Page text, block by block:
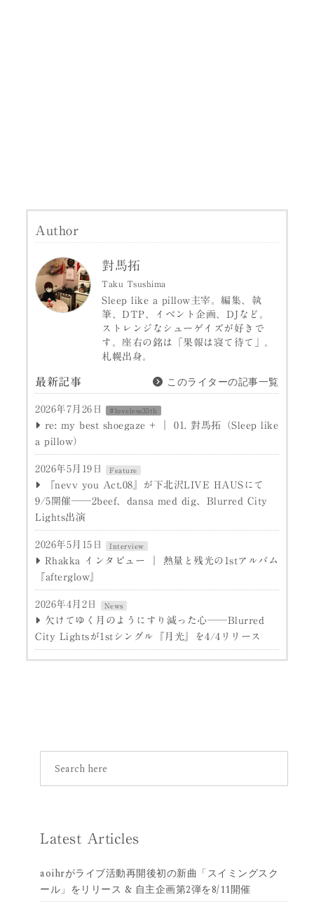
Author
對馬拓
Taku Tsushima
Sleep like a pillow主宰。編集、執
筆、DTP、イベント企画、DJなど。
ストレンジなシューゲイズが好きで
す。座右の銘は「果報は寝て待て」。
札幌出身。
最新記事 このライターの記事一覧
2026年7月26日 #loveless35th
re: my best shoegaze + ｜ 01. 對馬拓（Sleep like
a pillow）
2026年5月19日 Feature
『nevv you Act.08』が下北沢LIVE HAUSにて
9/5開催──2beef、dansa med dig、Blurred City
Lights出演
2026年5月15日 Interview
Rhakka インタビュー ｜ 熱量と残光の1stアルバム
『afterglow』
2026年4月2日 News
欠けてゆく月のようにすり減った心──Blurred
City Lightsが1stシングル『月光』を4/4リリース
Latest Articles
aoihrがライブ活動再開後初の新曲「スイミングスク
ール」をリリース & 自主企画第2弾を8/11開催